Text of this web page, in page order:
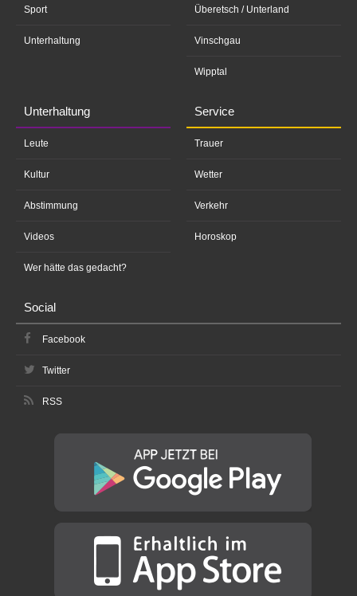
Sport
Unterhaltung
Überetsch / Unterland
Vinschgau
Wipptal
Unterhaltung
Leute
Kultur
Abstimmung
Videos
Wer hätte das gedacht?
Service
Trauer
Wetter
Verkehr
Horoskop
Social
Facebook
Twitter
RSS